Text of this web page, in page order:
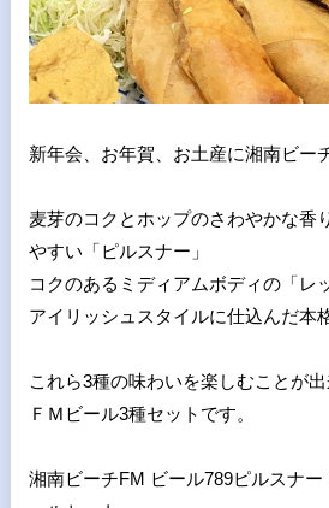
新年会、お年賀、お土産に湘南ビー
麦芽のコクとホップのさわやかな香
やすい「ピルスナー」
コクのあるミディアムボディの「レ
アイリッシュスタイルに仕込んだ本
これら3種の味わいを楽しむことが
ＦＭビール3種セットです。
湘南ビーチFM ビール789ピルスナー